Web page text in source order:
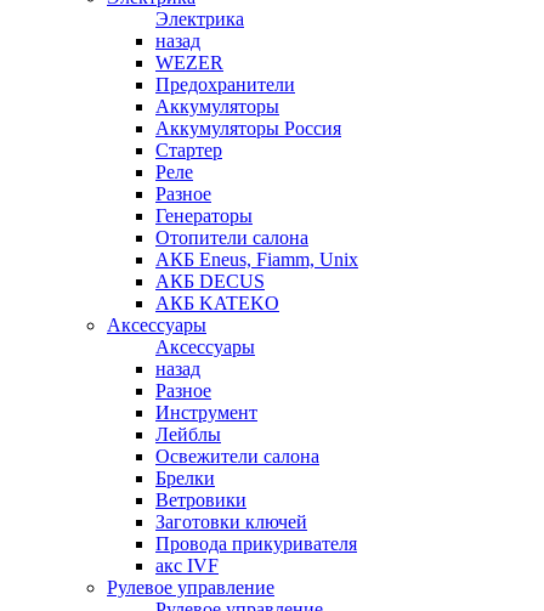
Электрика
назад
WEZER
Предохранители
Аккумуляторы
Аккумуляторы Россия
Стартер
Реле
Разное
Генераторы
Отопители салона
АКБ Eneus, Fiamm, Unix
АКБ DECUS
АКБ KATEKO
Аксессуары
Аксессуары
назад
Разное
Инструмент
Лейблы
Освежители салона
Брелки
Ветровики
Заготовки ключей
Провода прикуривателя
акс IVF
Рулевое управление